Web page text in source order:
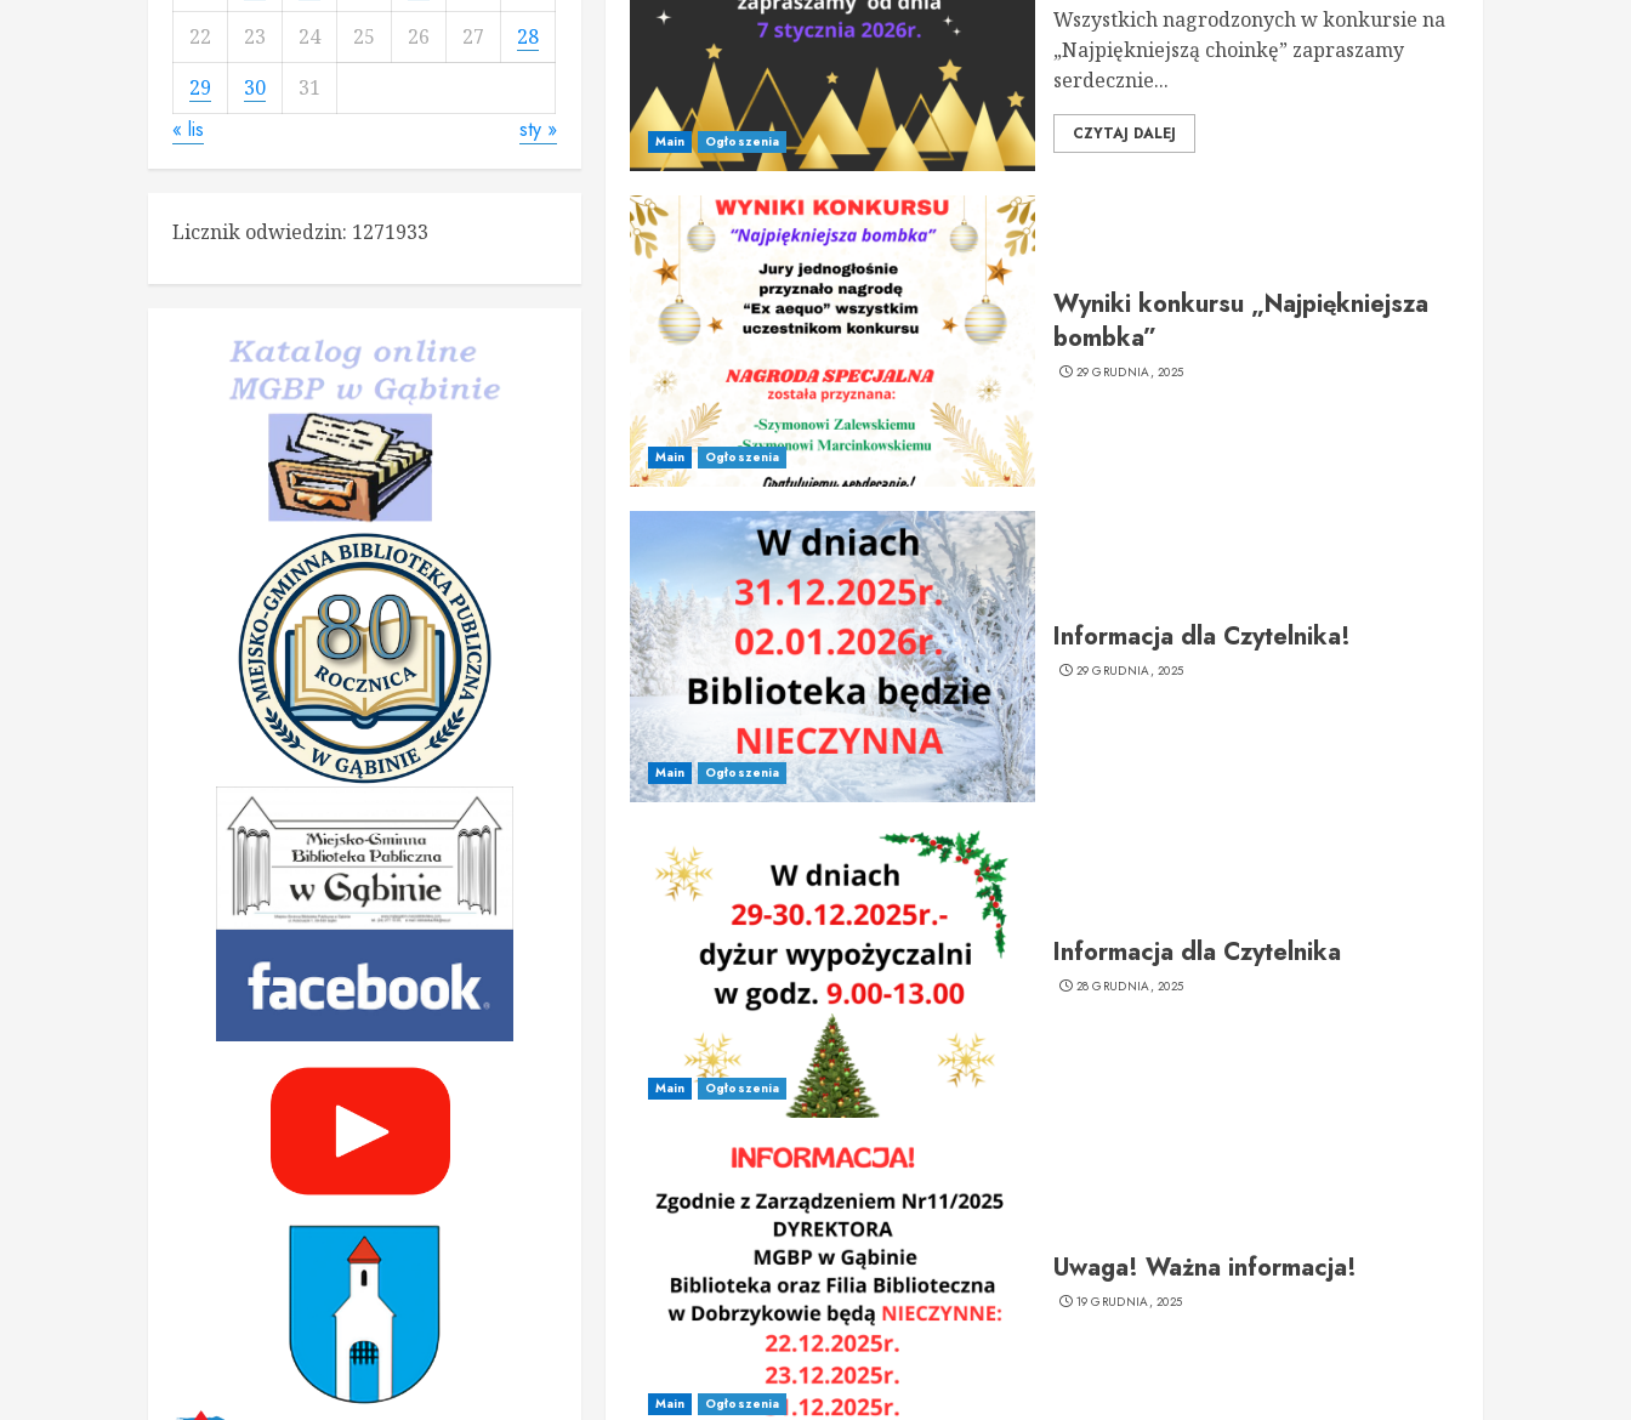
Main Ogłoszenia
Wszystkich nagrodzonych w konkursie na
„Najpiękniejszą choinkę” zapraszamy
serdecznie...
CZYTAJ DALEJ
Main Ogłoszenia
Wyniki konkursu „Najpiękniejsza
bombka”
29 GRUDNIA, 2025
Main Ogłoszenia
Informacja dla Czytelnika!
29 GRUDNIA, 2025
Main Ogłoszenia
Informacja dla Czytelnika
28 GRUDNIA, 2025
Main Ogłoszenia
Uwaga! Ważna informacja!
19 GRUDNIA, 2025
22
23 24 25 26 27
28
29
30 31
« lis sty »
Licznik odwiedzin: 1271933